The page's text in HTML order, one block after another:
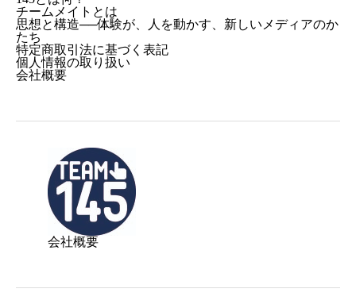
チームメイトとは
思想と構造──体験が、人を動かす、新しいメディアのか
たち
特定商取引法に基づく表記
個人情報の取り扱い
会社概要
会社概要